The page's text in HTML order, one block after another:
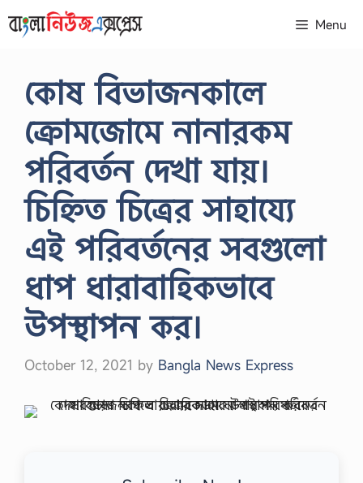
to
Menu
কোষ বিভাজনকালে
ক্রোমজোমে নানারকম
পরিবর্তন দেখা যায়।
চিহ্নিত চিত্রের সাহায্যে
এই পরিবর্তনের সবগুলো
ধাপ ধারাবাহিকভাবে
উপস্থাপন কর।
October 12, 2021 by Bangla News Express